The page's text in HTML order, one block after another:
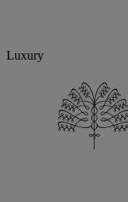
Luxury